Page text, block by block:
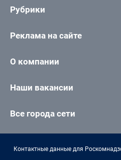
Рубрики
Реклама на сайте
О компании
Наши вакансии
Все города сети
Контактные данные для